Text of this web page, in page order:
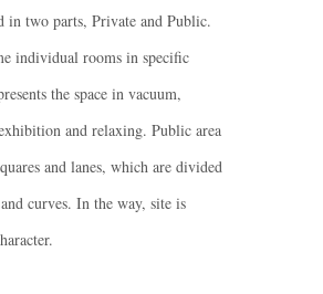
in two parts, Private and Public.
individual rooms in specific
the space in vacuum,
and relaxing. Public area
and lanes, which are divided
curves. In the way, site is